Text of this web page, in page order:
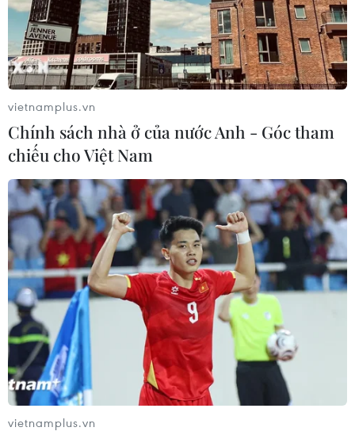
Phụ tá thân cận của Tổng thống Mỹ
Donald Trump bị bắt giữ
25/01/2019 13:03
Ông Roger Stone, người từng làm việc cho chiến dịch
tranh cử của Tổng thống Mỹ Donald Trump, đã bị bắt
giữ tại Fort Lauderdale, Florida ngày 25/1.
vietnamplus.vn
Chính sách nhà ở của nước Anh - Góc tham
chiếu cho Việt Nam
vietnamplus.vn